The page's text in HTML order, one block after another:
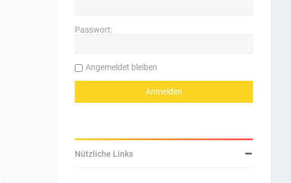
Passwort:
Angemeldet bleiben
Nützliche Links